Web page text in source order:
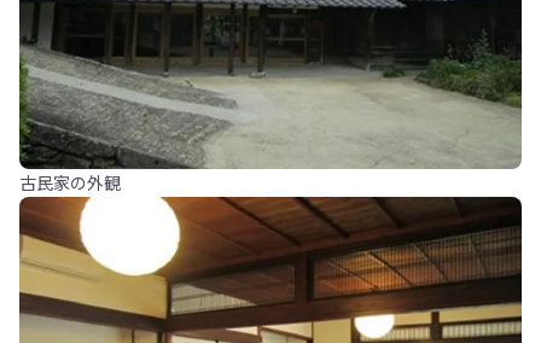
古民家の外観